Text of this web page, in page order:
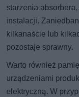
starzenia
instalacji.
kilkanaście lub
pozostaje sprawny.
Warto również
urządzeniami
elektryczną. W